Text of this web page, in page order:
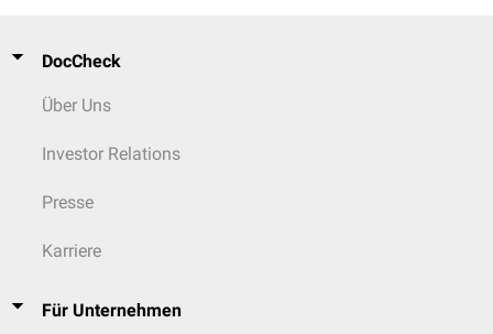
DocCheck
Über Uns
Investor Relations
Presse
Karriere
Für Unternehmen